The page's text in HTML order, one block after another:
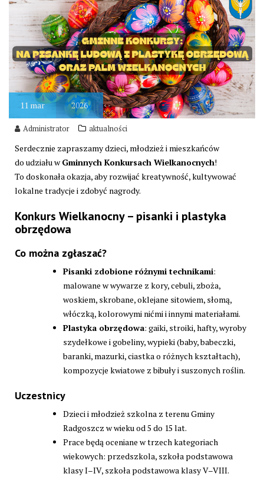
11 mar 2026
Administrator aktualności
Serdecznie zapraszamy dzieci, młodzież i mieszkańców
do udziału wGminnych Konkursach Wielkanocnych!
To doskonała okazja, aby rozwijać kreatywność, kultywować
lokalne tradycje i zdobyć nagrody.
Konkurs Wielkanocny – pisanki i plastyka
obrzędowa
Co można zgłaszać?
Pisanki zdobione różnymi technikami:
malowane w wywarze z kory, cebuli, zboża,
woskiem, skrobane, oklejane sitowiem, słomą,
włóczką, kolorowymi nićmi i innymi materiałami.
Plastyka obrzędowa: gaiki, stroiki, hafty, wyroby
szydełkowe i gobeliny, wypieki (baby, babeczki,
baranki, mazurki, ciastka o różnych kształtach),
kompozycje kwiatowe z bibuły i suszonych roślin.
Uczestnicy
Dzieci i młodzież szkolna z terenu Gminy
Radgoszcz w wieku od 5 do 15 lat.
Prace będą oceniane w trzech kategoriach
wiekowych: przedszkola, szkoła podstawowa
klasy I–IV, szkoła podstawowa klasy V–VIII.